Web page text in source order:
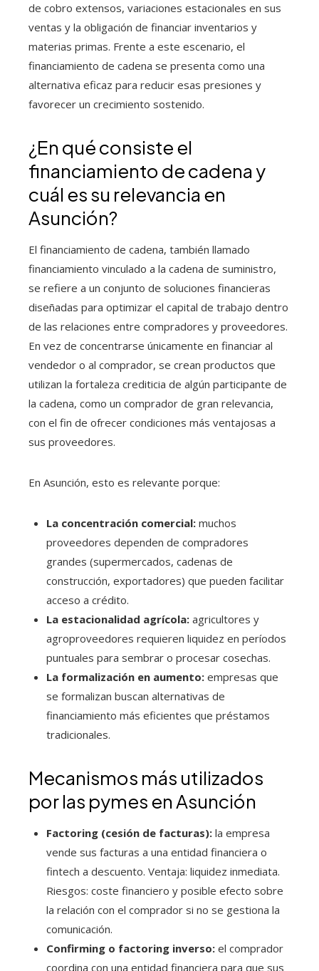
de cobro extensos, variaciones estacionales en sus
ventas y la obligación de financiar inventarios y
materias primas. Frente a este escenario, el
financiamiento de cadena se presenta como una
alternativa eficaz para reducir esas presiones y
favorecer un crecimiento sostenido.
¿En qué consiste el
financiamiento de cadena y
cuál es su relevancia en
Asunción?
El financiamiento de cadena, también llamado
financiamiento vinculado a la cadena de suministro,
se refiere a un conjunto de soluciones financieras
diseñadas para optimizar el capital de trabajo dentro
de las relaciones entre compradores y proveedores.
En vez de concentrarse únicamente en financiar al
vendedor o al comprador, se crean productos que
utilizan la fortaleza crediticia de algún participante de
la cadena, como un comprador de gran relevancia,
con el fin de ofrecer condiciones más ventajosas a
sus proveedores.
En Asunción, esto es relevante porque:
La concentración comercial: muchos
proveedores dependen de compradores
grandes (supermercados, cadenas de
construcción, exportadores) que pueden facilitar
acceso a crédito.
La estacionalidad agrícola: agricultores y
agroproveedores requieren liquidez en períodos
puntuales para sembrar o procesar cosechas.
La formalización en aumento: empresas que
se formalizan buscan alternativas de
financiamiento más eficientes que préstamos
tradicionales.
Mecanismos más utilizados
por las pymes en Asunción
Factoring (cesión de facturas): la empresa
vende sus facturas a una entidad financiera o
fintech a descuento. Ventaja: liquidez inmediata.
Riesgos: coste financiero y posible efecto sobre
la relación con el comprador si no se gestiona la
comunicación.
Confirming o factoring inverso: el comprador
coordina con una entidad financiera para que sus